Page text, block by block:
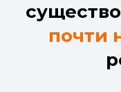
почти